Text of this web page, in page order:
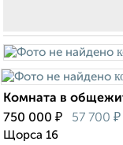
Комната в
750 000 ₽ 57 700 ₽
Щорса 16